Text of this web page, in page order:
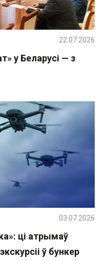
у Беларусі — з
22.07.2026
ці атрымаў
ў бункер
03.07.2026